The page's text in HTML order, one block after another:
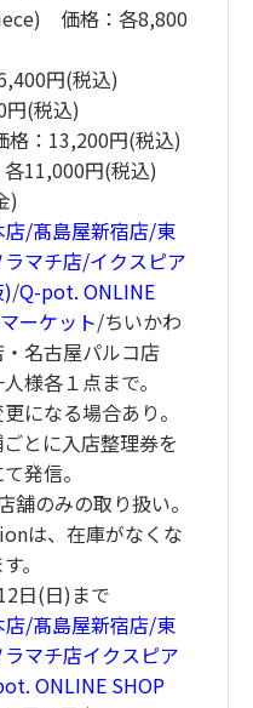
価格：各8,800
円(税込)
(税込)
：13,200円(税込)
11,000円(税込)
)
/髙島屋新宿店/東
マチ店/イクスピア
/Q-pot. ONLINE
ーケット/ちいかわ
名古屋パルコ店
様各１点まで。
になる場合あり。
とに入店整理券を
発信。
のみの取り扱い。
は、在庫がなくな
。
日(日)まで
/髙島屋新宿店/東
マチ店イクスピア
ONLINE SHOP